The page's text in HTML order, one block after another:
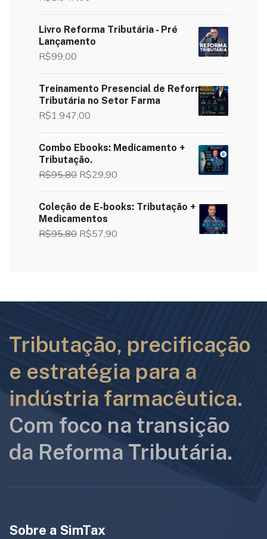
Livro Reforma Tributária - Pré
Lançamento
R$99,00
Treinamento Presencial de Reforma
Tributária no Setor Farma
R$1.947,00
Combo Ebooks: Medicamento +
Tributação.
R$95,80 R$29,90
Coleção de E-books: Tributação +
Medicamentos
R$95,80 R$57,90
Tributação, precificação
e estratégia para a
indústria farmacêutica.
Com foco na transição
da Reforma Tributária.
Sobre a SimTax